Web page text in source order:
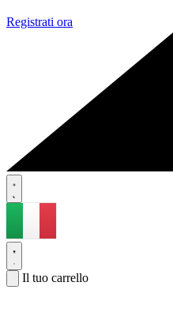
Registrati ora
Il tuo carrello